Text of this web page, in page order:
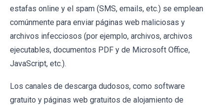
estafas online y el spam (SMS, emails, etc.) se emplean
comúnmente para enviar páginas web maliciosas y
archivos infecciosos (por ejemplo, archivos, archivos
ejecutables, documentos PDF y de Microsoft Office,
JavaScript, etc.).
Los canales de descarga dudosos, como software
gratuito y páginas web gratuitos de alojamiento de